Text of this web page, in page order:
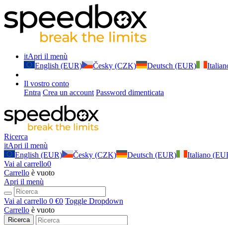
itApri il menù
English (EUR)
Česky (CZK) Deutsch (EUR)
Il vostro conto
Entra Crea un account Password dimenticata
Ricerca
itApri il menù
English (EUR)
Česky (CZK) Deutsch (EUR) Italiano
Vai al carrello0
Carrello è vuoto
Apri il menù
Vai al carrello 0 €0 Toggle Dropdown
Carrello è vuoto
Ricerca